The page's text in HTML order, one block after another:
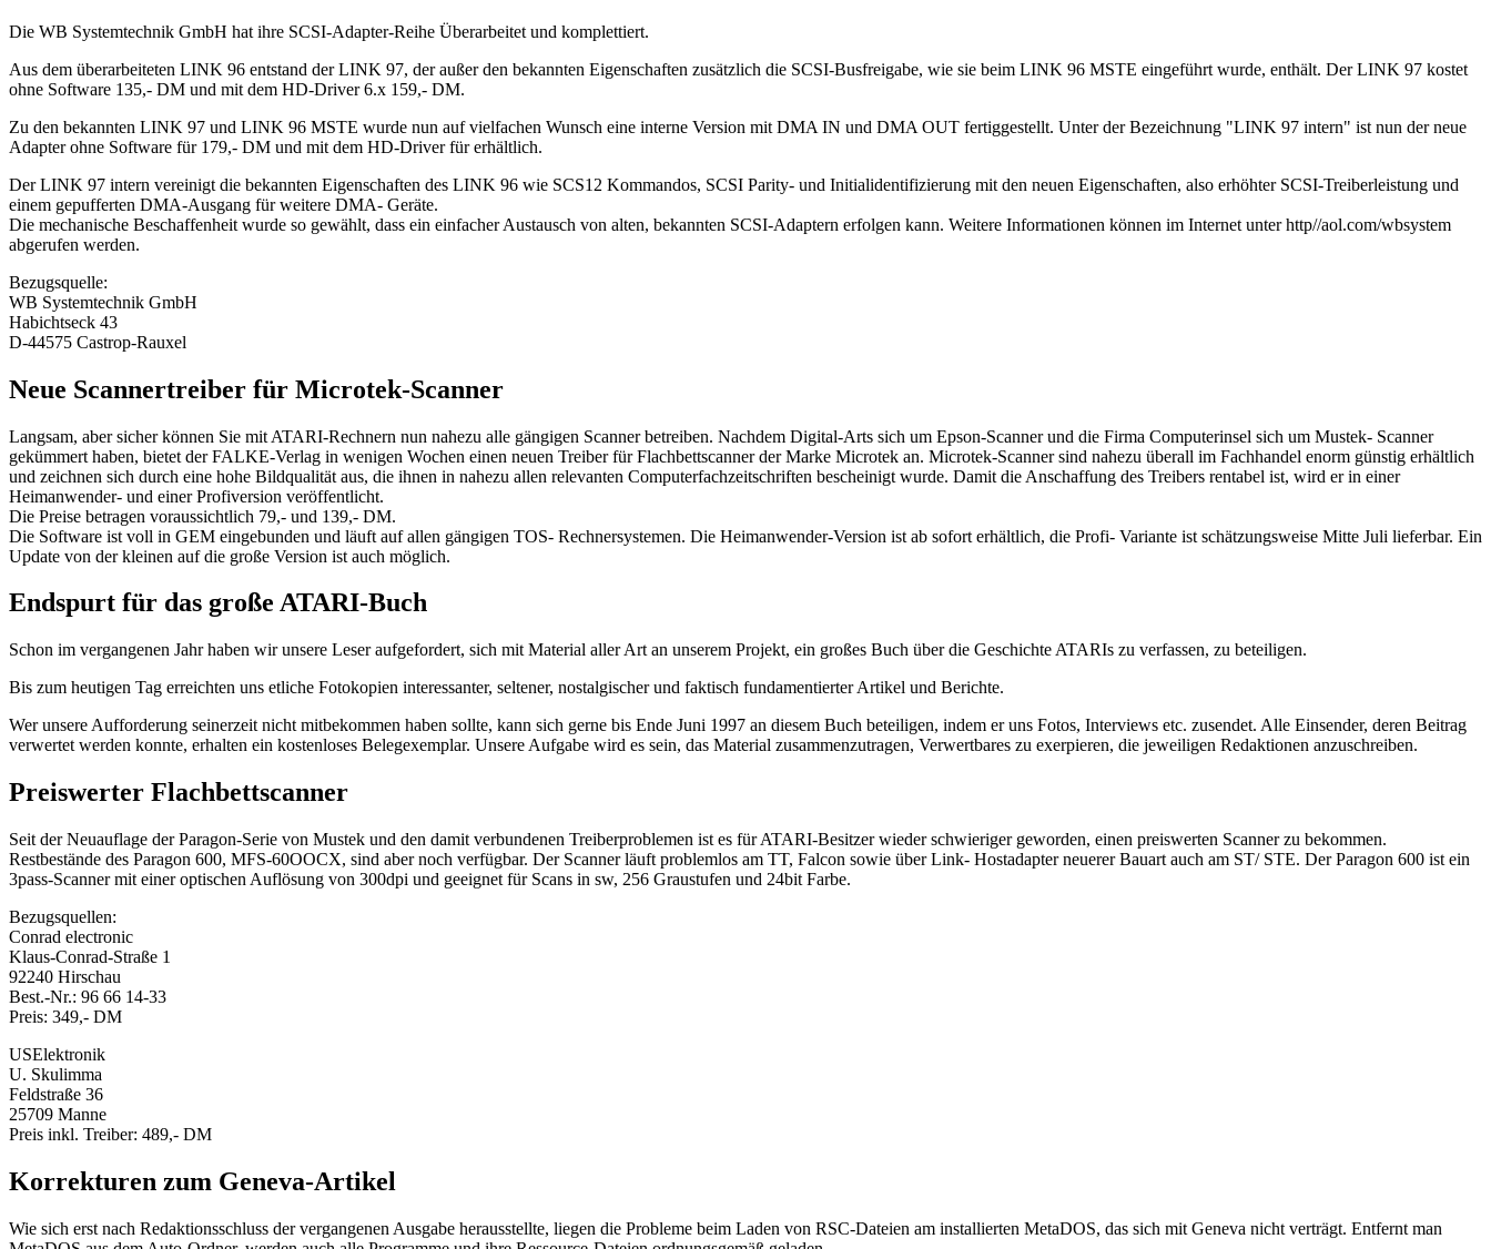
Die WB Systemtechnik GmbH hat ihre SCSI-Adapter-Reihe Überarbeitet und komplettiert.
Aus dem überarbeiteten LINK 96 entstand der LINK 97, der außer den bekannten Eigenschaften zusätzlich die SCSI-Busfreigabe, wie sie beim LINK 96 MSTE eingeführt wurde, enthält. Der LINK 97 kostet
ohne Software 135,- DM und mit dem HD-Driver 6.x 159,- DM.
Zu den bekannten LINK 97 und LINK 96 MSTE wurde nun auf vielfachen Wunsch eine interne Version mit DMA IN und DMA OUT fertiggestellt. Unter der Bezeichnung "LINK 97 intern" ist nun der neue
Adapter ohne Software für 179,- DM und mit dem HD-Driver für erhältlich.
Der LINK 97 intern vereinigt die bekannten Eigenschaften des LINK 96 wie SCS12 Kommandos, SCSI Parity- und Initialidentifizierung mit den neuen Eigenschaften, also erhöhter SCSI-Treiberleistung und
einem gepufferten DMA-Ausgang für weitere DMA- Geräte.
Die mechanische Beschaffenheit wurde so gewählt, dass ein einfacher Austausch von alten, bekannten SCSI-Adaptern erfolgen kann. Weitere Informationen können im Internet unter http//aol.com/wbsystem
abgerufen werden.
Bezugsquelle:
WB Systemtechnik GmbH
Habichtseck 43
D-44575 Castrop-Rauxel
Neue Scannertreiber für Microtek-Scanner
Langsam, aber sicher können Sie mit ATARI-Rechnern nun nahezu alle gängigen Scanner betreiben. Nachdem Digital-Arts sich um Epson-Scanner und die Firma Computerinsel sich um Mustek- Scanner
gekümmert haben, bietet der FALKE-Verlag in wenigen Wochen einen neuen Treiber für Flachbettscanner der Marke Microtek an. Microtek-Scanner sind nahezu überall im Fachhandel enorm günstig erhältlich
und zeichnen sich durch eine hohe Bildqualität aus, die ihnen in nahezu allen relevanten Computerfachzeitschriften bescheinigt wurde. Damit die Anschaffung des Treibers rentabel ist, wird er in einer
Heimanwender- und einer Profiversion veröffentlicht.
Die Preise betragen voraussichtlich 79,- und 139,- DM.
Die Software ist voll in GEM eingebunden und läuft auf allen gängigen TOS- Rechnersystemen. Die Heimanwender-Version ist ab sofort erhältlich, die Profi- Variante ist schätzungsweise Mitte Juli lieferbar. Ein
Update von der kleinen auf die große Version ist auch möglich.
Endspurt für das große ATARI-Buch
Schon im vergangenen Jahr haben wir unsere Leser aufgefordert, sich mit Material aller Art an unserem Projekt, ein großes Buch über die Geschichte ATARIs zu verfassen, zu beteiligen.
Bis zum heutigen Tag erreichten uns etliche Fotokopien interessanter, seltener, nostalgischer und faktisch fundamentierter Artikel und Berichte.
Wer unsere Aufforderung seinerzeit nicht mitbekommen haben sollte, kann sich gerne bis Ende Juni 1997 an diesem Buch beteiligen, indem er uns Fotos, Interviews etc. zusendet. Alle Einsender, deren Beitrag
verwertet werden konnte, erhalten ein kostenloses Belegexemplar. Unsere Aufgabe wird es sein, das Material zusammenzutragen, Verwertbares zu exerpieren, die jeweiligen Redaktionen anzuschreiben.
Preiswerter Flachbettscanner
Seit der Neuauflage der Paragon-Serie von Mustek und den damit verbundenen Treiberproblemen ist es für ATARI-Besitzer wieder schwieriger geworden, einen preiswerten Scanner zu bekommen.
Restbestände des Paragon 600, MFS-60OOCX, sind aber noch verfügbar. Der Scanner läuft problemlos am TT, Falcon sowie über Link- Hostadapter neuerer Bauart auch am ST/ STE. Der Paragon 600 ist ein
3pass-Scanner mit einer optischen Auflösung von 300dpi und geeignet für Scans in sw, 256 Graustufen und 24bit Farbe.
Bezugsquellen:
Conrad electronic
Klaus-Conrad-Straße 1
92240 Hirschau
Best.-Nr.: 96 66 14-33
Preis: 349,- DM
USElektronik
U. Skulimma
Feldstraße 36
25709 Manne
Preis inkl. Treiber: 489,- DM
Korrekturen zum Geneva-Artikel
Wie sich erst nach Redaktionsschluss der vergangenen Ausgabe herausstellte, liegen die Probleme beim Laden von RSC-Dateien am installierten MetaDOS, das sich mit Geneva nicht verträgt. Entfernt man